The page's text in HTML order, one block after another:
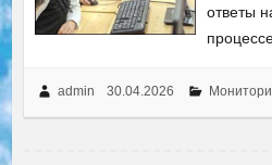
ответы
admin 30.04.2026